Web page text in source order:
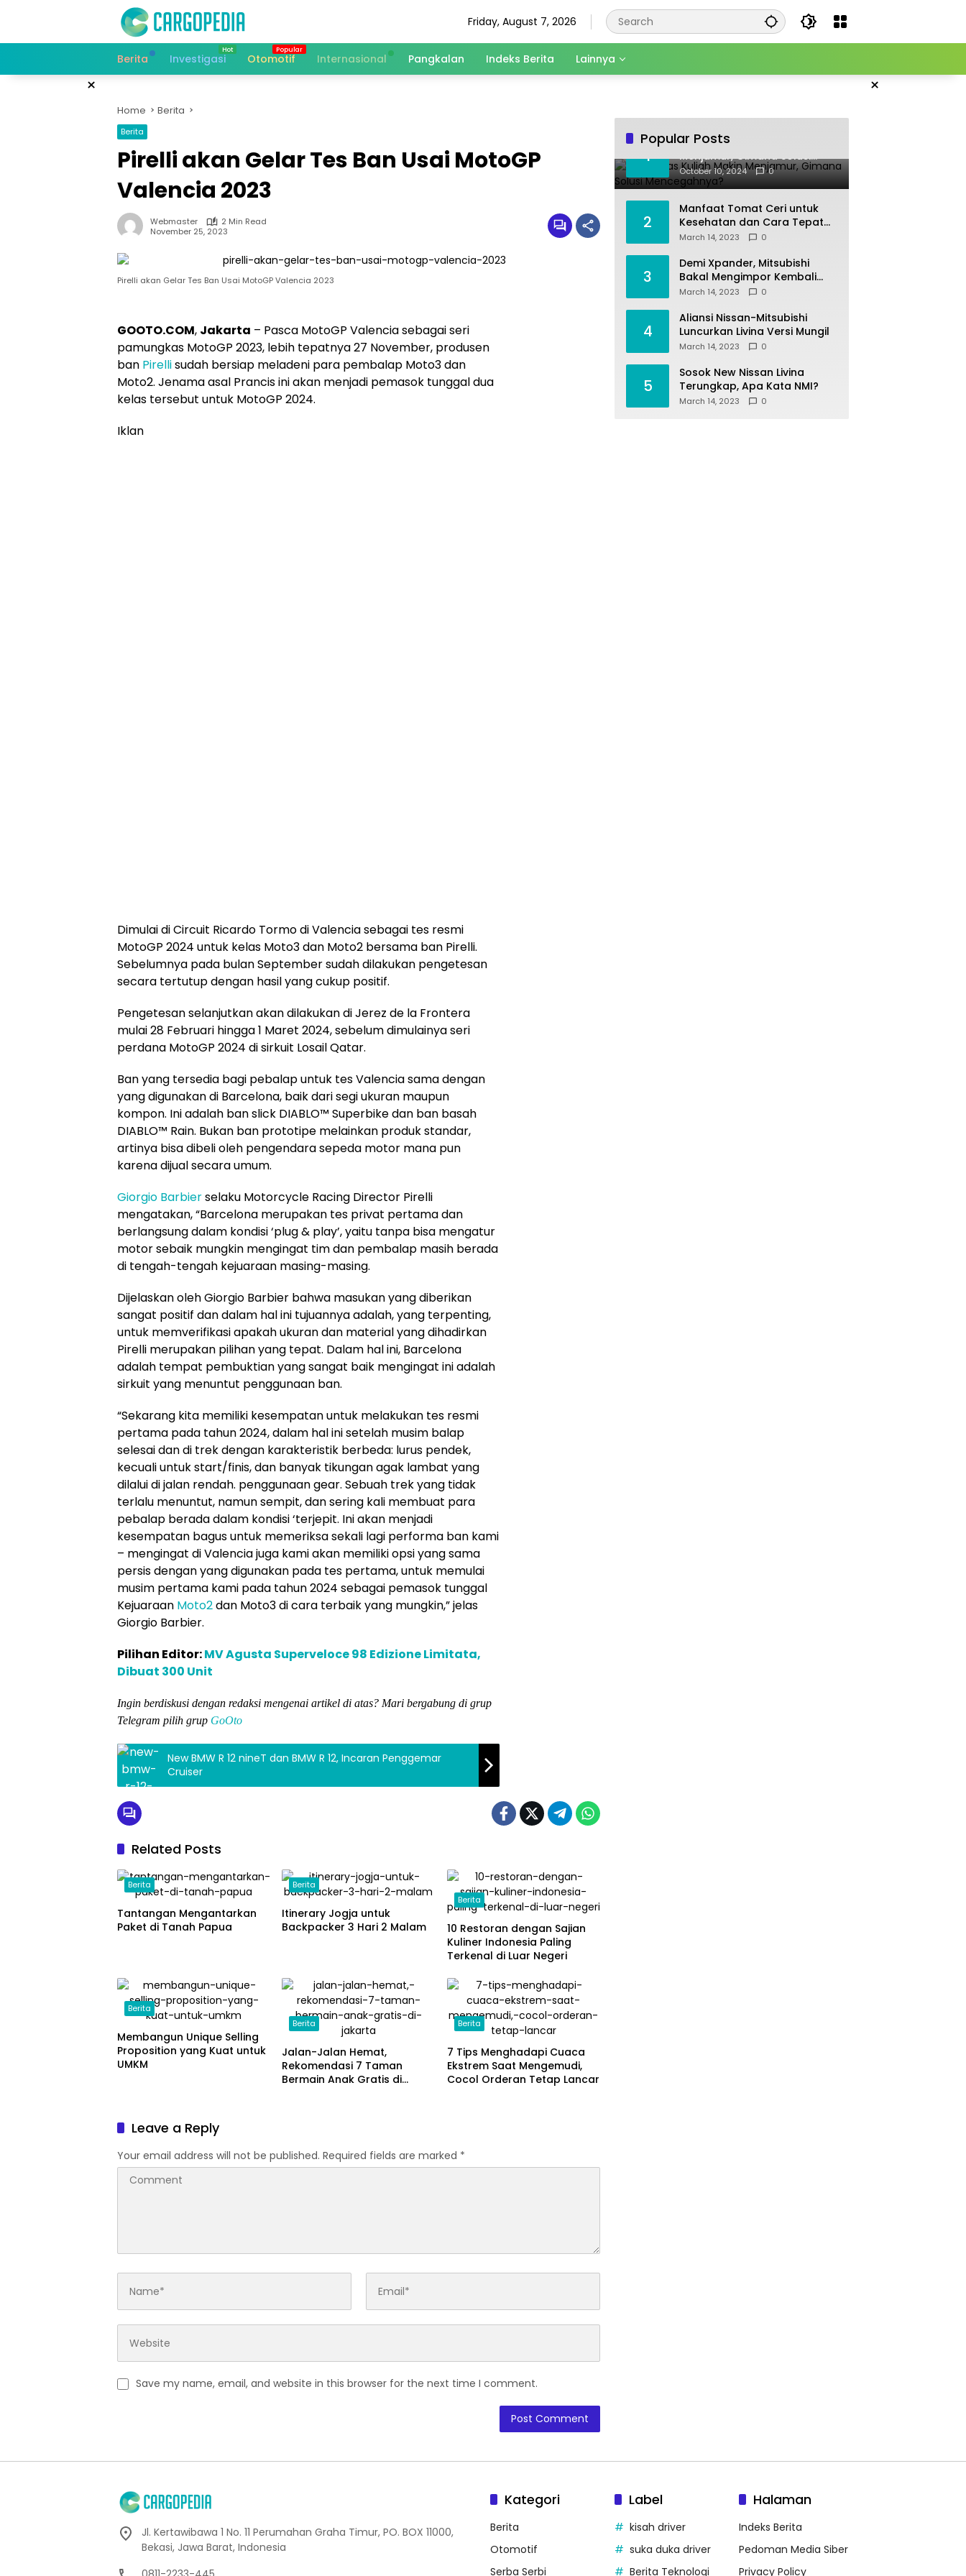
Friday, August 7, 2026
Berita Investigasi Otomotif Internasional Pangkalan Indeks Berita Lainnya
× ×
Home Berita
Berita
Pirelli akan Gelar Tes Ban Usai MotoGP
Valencia 2023
Webmaster
2 Min Read
November 25, 2023
Pirelli akan Gelar Tes Ban Usai MotoGP Valencia 2023
GOOTO.COM, Jakarta – Pasca MotoGP Valencia sebagai seri
pamungkas MotoGP 2023, lebih tepatnya 27 November, produsen
ban Pirellisudah bersiap meladeni para pembalap Moto3 dan
Moto2. Jenama asal Prancis ini akan menjadi pemasok tunggal dua
kelas tersebut untuk MotoGP 2024.
Iklan
Dimulai di Circuit Ricardo Tormo di Valencia sebagai tes resmi
MotoGP 2024 untuk kelas Moto3 dan Moto2 bersama ban Pirelli.
Sebelumnya pada bulan September sudah dilakukan pengetesan
secara tertutup dengan hasil yang cukup positif.
Pengetesan selanjutkan akan dilakukan di Jerez de la Frontera
mulai 28 Februari hingga 1 Maret 2024, sebelum dimulainya seri
perdana MotoGP 2024 di sirkuit Losail Qatar.
Ban yang tersedia bagi pebalap untuk tes Valencia sama dengan
yang digunakan di Barcelona, baik dari segi ukuran maupun
kompon. Ini adalah ban slick DIABLO™ Superbike dan ban basah
DIABLO™ Rain. Bukan ban prototipe melainkan produk standar,
artinya bisa dibeli oleh pengendara sepeda motor mana pun
karena dijual secara umum.
Giorgio Barbierselaku Motorcycle Racing Director Pirelli
mengatakan, “Barcelona merupakan tes privat pertama dan
berlangsung dalam kondisi ‘plug & play’, yaitu tanpa bisa mengatur
motor sebaik mungkin mengingat tim dan pembalap masih berada
di tengah-tengah kejuaraan masing-masing.
Dijelaskan oleh Giorgio Barbier bahwa masukan yang diberikan
sangat positif dan dalam hal ini tujuannya adalah, yang terpenting,
untuk memverifikasi apakah ukuran dan material yang dihadirkan
Pirelli merupakan pilihan yang tepat. Dalam hal ini, Barcelona
adalah tempat pembuktian yang sangat baik mengingat ini adalah
sirkuit yang menuntut penggunaan ban.
“Sekarang kita memiliki kesempatan untuk melakukan tes resmi
pertama pada tahun 2024, dalam hal ini setelah musim balap
selesai dan di trek dengan karakteristik berbeda: lurus pendek,
kecuali untuk start/finis, dan banyak tikungan agak lambat yang
dilalui di jalan rendah. penggunaan gear. Sebuah trek yang tidak
terlalu menuntut, namun sempit, dan sering kali membuat para
pebalap berada dalam kondisi ‘terjepit. Ini akan menjadi
kesempatan bagus untuk memeriksa sekali lagi performa ban kami
– mengingat di Valencia juga kami akan memiliki opsi yang sama
persis dengan yang digunakan pada tes pertama, untuk memulai
musim pertama kami pada tahun 2024 sebagai pemasok tunggal
Kejuaraan Moto2dan Moto3 di cara terbaik yang mungkin,” jelas
Giorgio Barbier.
Pilihan Editor:MV Agusta Superveloce 98 Edizione Limitata,
Dibuat 300 Unit
Ingin berdiskusi dengan redaksi mengenai artikel di atas? Mari bergabung di grup
Telegram pilih grup GoOto
New BMW R 12 nineT dan BMW R 12, Incaran Penggemar
Cruiser
Related Posts
Berita
Tantangan Mengantarkan
Paket di Tanah Papua
Berita
Itinerary Jogja untuk
Backpacker 3 Hari 2 Malam
Berita
10 Restoran dengan Sajian
Kuliner Indonesia Paling
Terkenal di Luar Negeri
Berita
Membangun Unique Selling
Proposition yang Kuat untuk
UMKM
Berita
Jalan-Jalan Hemat,
Rekomendasi 7 Taman
Bermain Anak Gratis di
Berita
7 Tips Menghadapi Cuaca
Ekstrem Saat Mengemudi,
Cocol Orderan Tetap Lancar
Leave a Reply
Your email address will not be published. Required fields are marked *
Save my name, email, and website in this browser for the next time I comment.
Popular Posts
1
Joki Tugas Kuliah Makin
Menjamur, Gimana Solusi
Mencegahnya?
October 10, 2024 0
2
Manfaat Tomat Ceri untuk
Kesehatan dan Cara Tepat
Mengonsumsinya
March 14, 2023 0
3
Demi Xpander, Mitsubishi
Bakal Mengimpor Kembali
Pajero Sport
March 14, 2023 0
4
Aliansi Nissan-Mitsubishi
Luncurkan Livina Versi Mungil
March 14, 2023 0
5
Sosok New Nissan Livina
Terungkap, Apa Kata NMI?
March 14, 2023 0
Jl. Kertawibawa 1 No. 11 Perumahan Graha Timur, PO. BOX 11000,
Bekasi, Jawa Barat, Indonesia
Kategori
Berita
Otomotif
Serba Serbi
Label
kisah driver
suka duka driver
Berita Teknologi
Halaman
Indeks Berita
Pedoman Media Siber
Privacy Policy